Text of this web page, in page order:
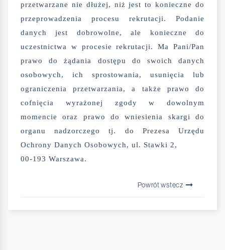
przetwarzane nie dłużej, niż jest to konieczne do
przeprowadzenia procesu rekrutacji. Podanie
danych jest dobrowolne, ale konieczne do
uczestnictwa w procesie rekrutacji. Ma Pani/Pan
prawo do żądania dostępu do swoich danych
osobowych, ich sprostowania, usunięcia lub
ograniczenia przetwarzania, a także prawo do
cofnięcia wyrażonej zgody w dowolnym
momencie oraz prawo do wniesienia skargi do
organu nadzorczegotj. do PrezesaUrzędu
Ochrony Danych Osobowych, ul. Stawki 2,
00-193 Warszawa.
Powrót wstecz